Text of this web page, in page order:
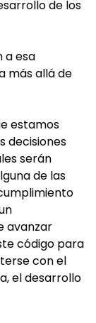
de los
a esa
más allá de
estamos
decisiones
serán
de las
avanzar
código para
con el
el desarrollo